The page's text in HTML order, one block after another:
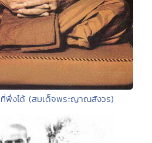
ที่พึ่งได้ (สมเด็จพระญาณสังวร)